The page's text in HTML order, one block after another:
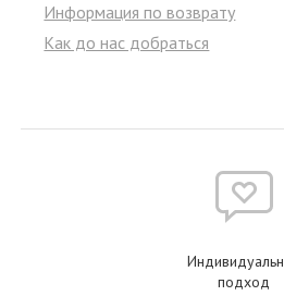
Информация по возврату
Как до нас добраться
подход